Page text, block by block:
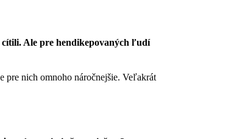
cítili. Ale pre hendikepovaných ľudí
pre nich omnoho náročnejšie. Veľakrát